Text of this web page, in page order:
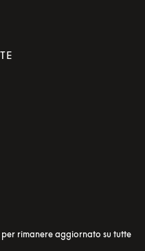
rimanere aggiornato su tutte